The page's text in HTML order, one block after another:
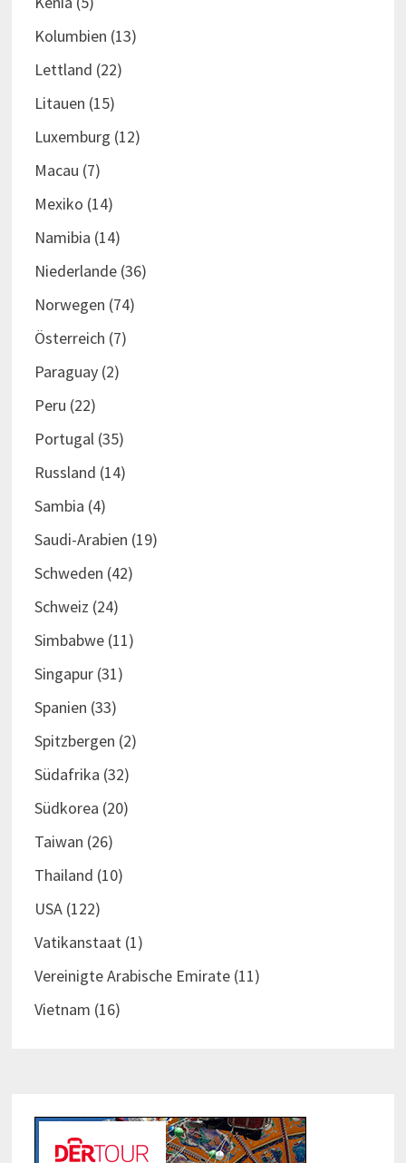
Kolumbien (13)
Lettland (22)
Litauen (15)
Luxemburg (12)
Macau (7)
Mexiko (14)
Namibia (14)
Niederlande(36)
Norwegen (74)
Österreich (7)
Paraguay(2)
Peru (22)
Portugal (35)
Russland (14)
Sambia (4)
Saudi-Arabien (19)
Schweden (42)
Schweiz (24)
Simbabwe(11)
Singapur(31)
Spanien (33)
Spitzbergen (2)
Südafrika (32)
Südkorea (20)
Taiwan (26)
Thailand (10)
USA(122)
Vatikanstaat (1)
Vereinigte Arabische Emirate(11)
Vietnam (16)